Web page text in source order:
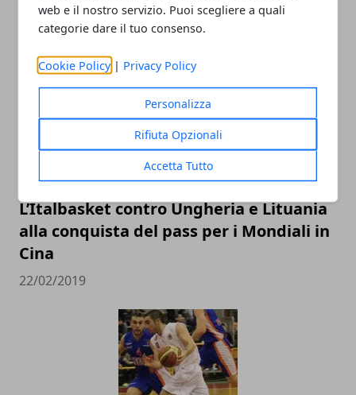
web e il nostro servizio. Puoi scegliere a quali
categorie dare il tuo consenso.
Cookie Policy | Privacy Policy
Personalizza
Rifiuta Opzionali
Accetta Tutto
ARTICOLI CORRELATI
L’Italbasket contro Ungheria e Lituania
alla conquista del pass per i Mondiali in
Cina
22/02/2019